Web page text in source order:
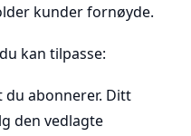
kunder fornøyde.
kan tilpasse:
du abonnerer. Ditt
den vedlagte